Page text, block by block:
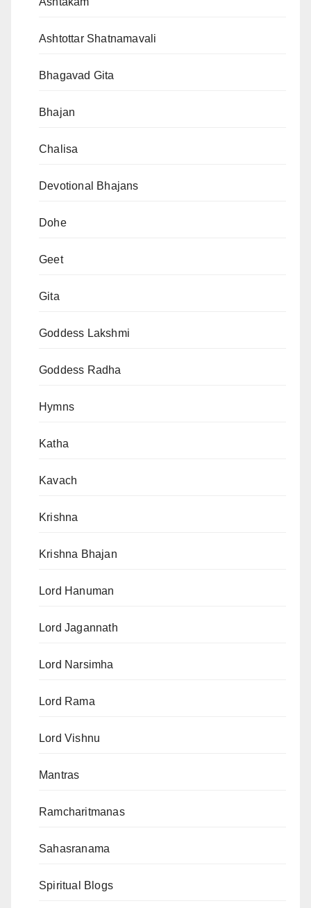
Ashtottar Shatnamavali
Bhagavad Gita
Bhajan
Chalisa
Devotional Bhajans
Dohe
Geet
Gita
Goddess Lakshmi
Goddess Radha
Hymns
Katha
Kavach
Krishna
Krishna Bhajan
Lord Hanuman
Lord Jagannath
Lord Narsimha
Lord Rama
Lord Vishnu
Mantras
Ramcharitmanas
Sahasranama
Spiritual Blogs